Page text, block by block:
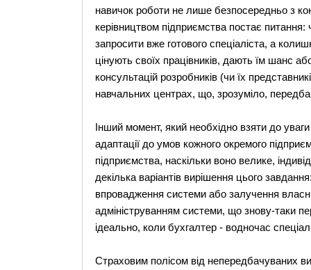
навичок роботи не лише безпосередньо з
керівництвом підприємства постає
запросити вже готового спеціаліста, а
цінують своїх працівників, дають їм шанс
консультацій розробників (чи їх
навчальних центрах, що, зрозуміло,
Інший момент, який необхідно взяти до
адаптації до умов кожного окремого
підприємства, наскільки воно велике,
декілька варіантів вирішення цього
впровадження системи або залучення
адмініструванням системи, що знову-таки
ідеально, коли бухгалтер - водночас
Страховим полісом від непередбачуваних